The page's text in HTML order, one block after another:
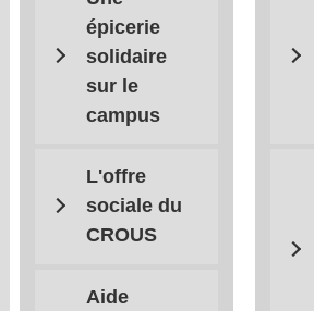
épicerie
solidaire
sur le
campus
L'offre
sociale du
CROUS
Aide